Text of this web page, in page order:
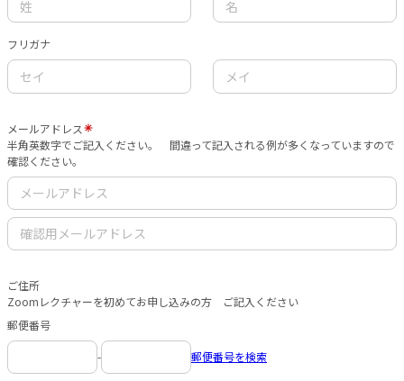
フリガナ
メールアドレス
半角英数字でご記入ください。 間違って記入される例が多くなっていますので
確認ください。
ご住所
Zoomレクチャーを初めてお申し込みの方 ご記入ください
郵便番号
- 郵便番号を検索